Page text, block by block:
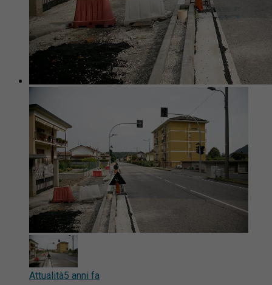
Attualità5 anni fa